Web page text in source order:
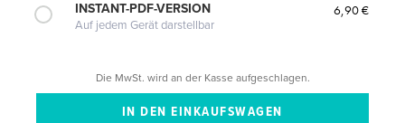
INSTANT-PDF-VERSION
Auf jedem Gerät darstellbar
6,90 €
Die MwSt. wird an der Kasse aufgeschlagen.